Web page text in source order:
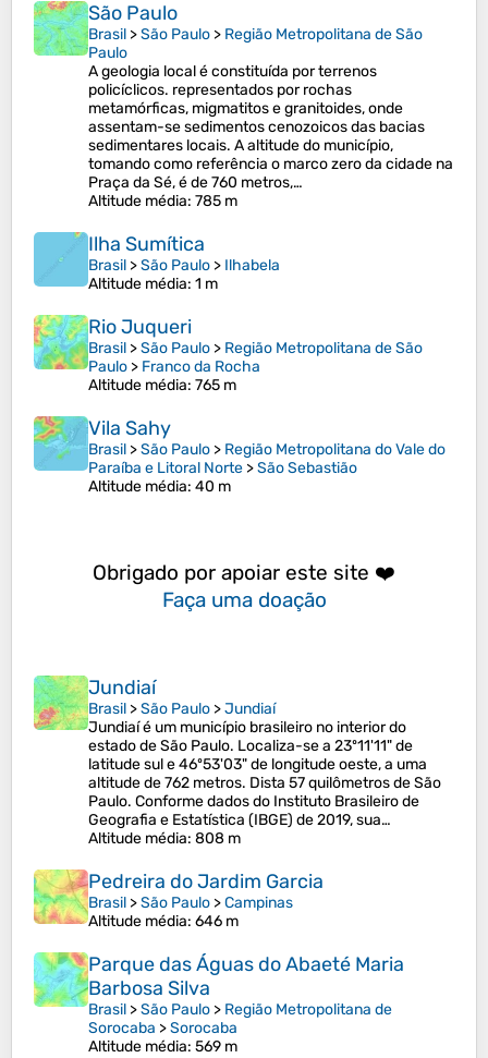
São Paulo
Brasil >São Paulo > Região Metropolitana de São
Paulo
A geologia local é constituída por terrenos
policíclicos. representados por rochas
metamórficas, migmatitos e granitoides, onde
assentam-se sedimentos cenozoicos das bacias
sedimentares locais. A altitude do município,
tomando como referência o marco zero da cidade na
Praça da Sé, é de 760 metros,…
Altitude média: 785 m
Ilha Sumítica
Brasil >São Paulo > Ilhabela
Altitude média: 1 m
Rio Juqueri
Brasil >São Paulo > Região Metropolitana de São
Paulo > Franco da Rocha
Altitude média: 765 m
Vila Sahy
Brasil >São Paulo > Região Metropolitana do Vale do
Paraíba e Litoral Norte >São Sebastião
Altitude média: 40 m
Obrigado por apoiar este site ❤️
Faça uma doação
Jundiaí
Brasil >São Paulo >Jundiaí
Jundiaí é um município brasileiro no interior do
estado de São Paulo. Localiza-se a 23º11'11" de
latitude sul e 46º53'03" de longitude oeste, a uma
altitude de 762 metros. Dista 57 quilômetros de São
Paulo. Conforme dados do Instituto Brasileiro de
Geografia e Estatística (IBGE) de 2019, sua…
Altitude média: 808 m
Pedreira do Jardim Garcia
Brasil >São Paulo >Campinas
Altitude média: 646 m
Parque das Águas do Abaeté Maria
Barbosa Silva
Brasil >São Paulo > Região Metropolitana de
Sorocaba >Sorocaba
Altitude média: 569 m